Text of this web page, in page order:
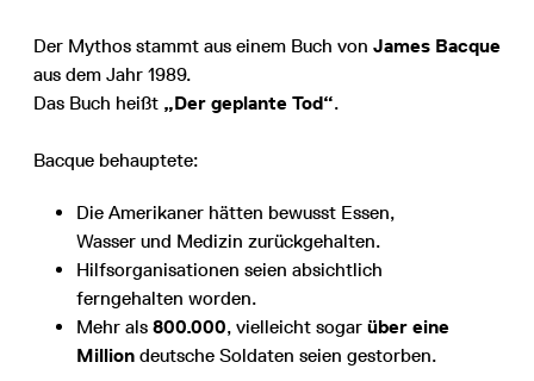
Der Mythos stammt aus einem Buch von James Bacque
aus dem Jahr 1989.
Das Buch heißt „Der geplante Tod“.
Bacque behauptete:
Die Amerikaner hätten bewusst Essen,
Wasser und Medizin zurückgehalten.
Hilfsorganisationen seien absichtlich
ferngehalten worden.
Mehr als 800.000, vielleicht sogar über eine
Million deutsche Soldaten seien gestorben.